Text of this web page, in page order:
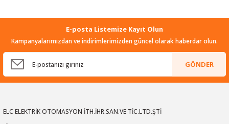
E-posta Listemize Kayıt Olun
Kampanyalarımızdan ve indirimlerimizden güncel olarak haberdar olun.
GÖNDER
ELC ELEKTRİK OTOMASYON İTH.İHR.SAN.VE TİC.LTD.ŞTİ